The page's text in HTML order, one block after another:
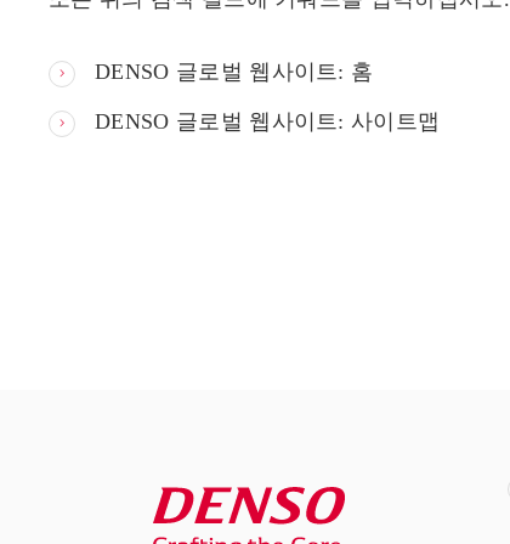
DENSO 글로벌 웹사이트: 홈
DENSO 글로벌 웹사이트: 사이트맵